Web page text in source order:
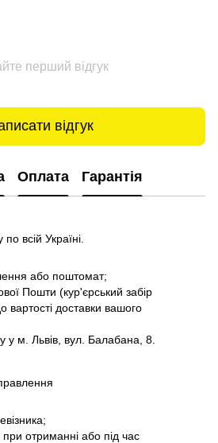
перший відгук
відгук
Оплата Гарантія
всій Україні.
або поштомат;
Пошти (кур'єрський забір
вартості доставки вашого
у м. Львів, вул. Балабана, 8.
отриманні або під час